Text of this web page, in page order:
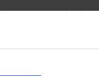
Aap samenwerkende
merken op deze website.
voor eigen
zonder uitdrukkelijke
te vermenigvuldigen of op